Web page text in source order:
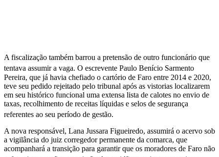
A fiscalização também barrou a pretensão de outro funcionário que
tentava assumir a vaga. O escrevente Paulo Benício Sarmento
Pereira, que já havia chefiado o cartório de Faro entre 2014 e 2020,
teve seu pedido rejeitado pelo tribunal após as vistorias localizarem
em seu histórico funcional uma extensa lista de calotes no envio de
taxas, recolhimento de receitas líquidas e selos de segurança
referentes ao seu período de gestão.
A nova responsável, Lana Jussara Figueiredo, assumirá o acervo sob
a vigilância do juiz corregedor permanente da comarca, que
acompanhará a transição para garantir que os moradores de Faro não